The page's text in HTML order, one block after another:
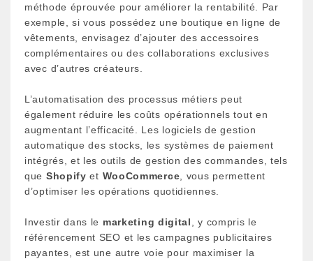
méthode éprouvée pour améliorer la rentabilité. Par
exemple, si vous possédez une boutique en ligne de
vêtements, envisagez d’ajouter des accessoires
complémentaires ou des collaborations exclusives
avec d’autres créateurs.
L’automatisation des processus métiers peut
également réduire les coûts opérationnels tout en
augmentant l’efficacité. Les logiciels de gestion
automatique des stocks, les systèmes de paiement
intégrés, et les outils de gestion des commandes, tels
que Shopify et WooCommerce , vous permettent
d’optimiser les opérations quotidiennes.
Investir dans le marketing digital
, y compris le
référencement SEO et les campagnes publicitaires
payantes, est une autre voie pour maximiser la